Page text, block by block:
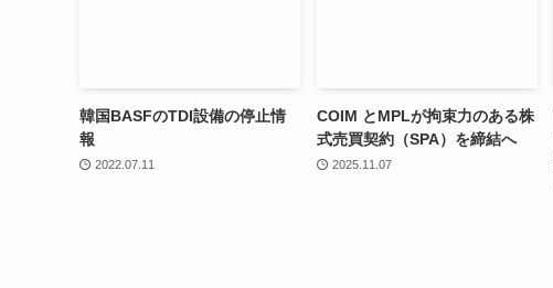
韓国BASFのTDI設備の停止情
報
2022.07.11
COIM とMPLが拘束力のある株
式売買契約（SPA）を締結へ
2025.11.07